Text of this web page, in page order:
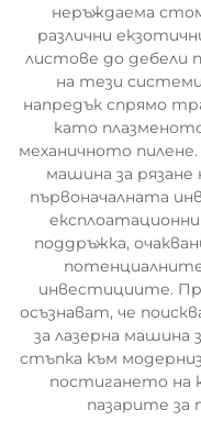
неръждаема
различни
листове до дебели
на тези
напредък спрямо
като
механичното
машина за
първоначалната
поддръжка,
инвестициите.
осъзнават, че
за лазерна машина
стъпка към
постигането на
пазарите за